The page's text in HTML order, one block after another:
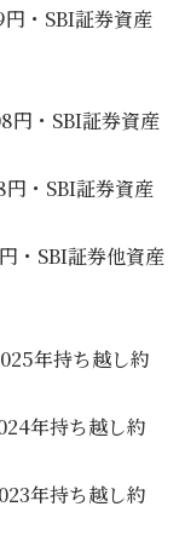
・SBI証券資産
・SBI証券資産
・SBI証券資産
・SBI証券他資産
年持ち越し約
年持ち越し約
年持ち越し約